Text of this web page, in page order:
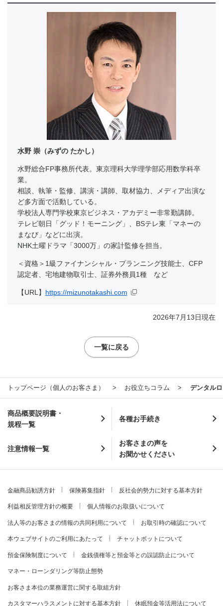
水野 崇（みずの たかし）
水野総合FP事務所代表。東京理科大学理学部応用数学科卒
業。
相談、執筆・監修、講演・講師、取材協力、メディア出演な
ど多方面で活動している。
学校法人専門学校東京ビジネス・アカデミー非常勤講師。
テレビ朝日「グッド！モーニング」、BSテレ東「マネーの
まなび」などに出演。
NHK土曜ドラマ「3000万」の家計監修を担当。
＜資格＞1級ファイナンシャル・プランニング技能士、CFP
認定者、宅地建物取引士、証券外務員1種 など
【URL】 https://mizunotakashi.com
2026年7月13日現在
一覧に戻る
トップページ（個人のお客さま） お役立ちコラム デンタル
商品概要説明書・
規程一覧
各種お手続き
注意情報一覧
お客さまの声を
お聞かせください
金融商品勧誘方針 保険募集指針 反社会的勢力に対する基本方針
利益相反管理方針の概要 個人情報のお取扱いについて
法人等のお客さまの情報の共同利用について お取引時の確認について
本ウェブサイトのご利用にあたって チャットボットについて
預金保険制度について 金銭債権等と預金等との誤認防止について
マネー・ローンダリング等防止態勢
お客さま本位の業務運営に関する取組方針
カスタマーハラスメントに対する基本方針 休眠預金等活用法について